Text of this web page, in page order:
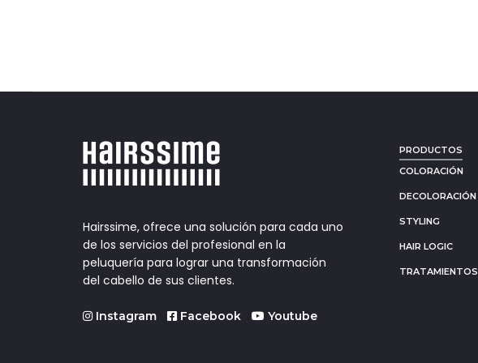
Hairssime, ofrece una solución para cada uno
de los servicios del profesional en la
peluquería para lograr una transformación
del cabello de sus clientes.
Instagram Facebook Youtube
PRODUCTOS
COLORACIÓN
DECOLORACIÓN
STYLING
HAIR LOGIC
TRATAMIENTOS